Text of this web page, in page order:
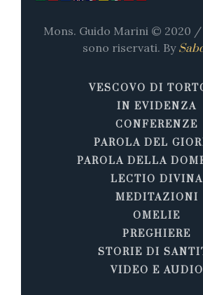
Mons. Guido Marini © 2020
sono riservati. By
VESCOVO DI
IN EVIDENZA
CONFERENZE
PAROLA DEL
PAROLA DELLA
LECTIO DIVINA
MEDITAZIONI
OMELIE
PREGHIERE
STORIE DI
VIDEO E AUDIO